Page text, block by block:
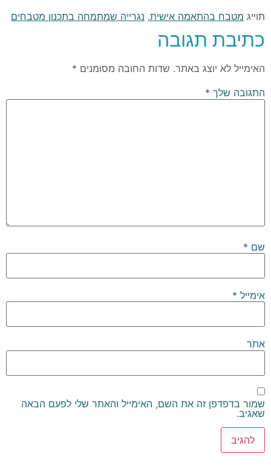
תוייג מטבח בהתאמה אישית, נגרייה שמתמחה בתכנון מטבחים
כתיבת תגובה
האימייל לא יוצג באתר. שדות החובה מסומנים *
התגובה שלך *
שם *
אימייל *
אתר
שמור בדפדפן זה את השם, האימייל והאתר שלי לפעם הבאה
שאגיב.